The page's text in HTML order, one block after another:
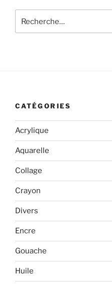
pour
CATÉGORIES
Acrylique
Aquarelle
Collage
Crayon
Divers
Encre
Gouache
Huile